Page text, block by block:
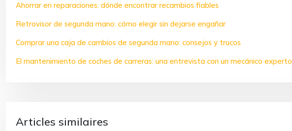
Ahorrar en reparaciones: dónde encontrar recambios fiables
Retrovisor de segunda mano: cómo elegir sin dejarse engañar
Comprar una caja de cambios de segunda mano: consejos y trucos
El mantenimiento de coches de carreras: una entrevista con un mecánico experto
Articles similaires